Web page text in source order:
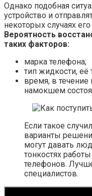
Однако подобная
устройство и
некоторых случаях
Вероятность
таких факторов:
марка телефона;
тип жидкости, её
время, в течение
намокшем
Если такое
варианты
могут давать
тонкостях
телефонов.
специалистов.